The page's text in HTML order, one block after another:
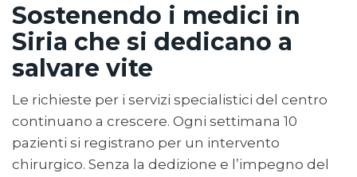
Sostenendo i medici in
Siria che si dedicano a
salvare vite
Le richieste per i servizi specialistici del centro
continuano a crescere. Ogni settimana 10
pazienti si registrano per un intervento
chirurgico. Senza la dedizione e l’impegno del